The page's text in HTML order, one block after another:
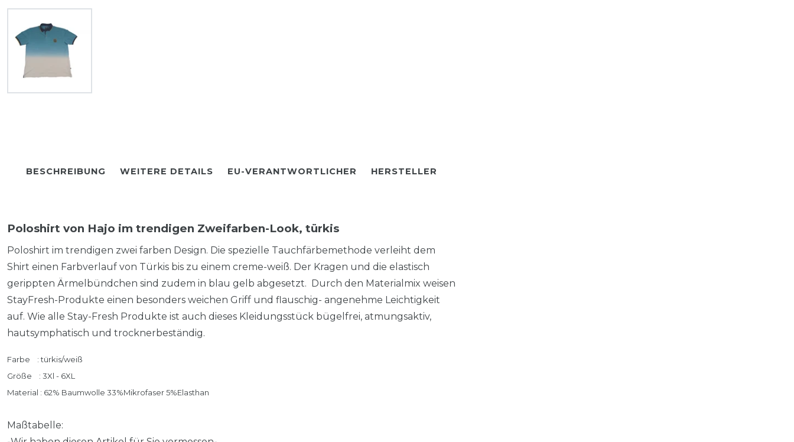
BESCHREIBUNG WEITERE DETAILS EU-VERANTWORTLICHER HERSTELLER
Poloshirt von Hajo im trendigen Zweifarben-Look, türkis
Poloshirt im trendigen zwei farben Design. Die spezielle Tauchfärbemethode verleiht dem
Shirt einen Farbverlauf von Türkis bis zu einem creme-weiß. Der Kragen und die elastisch
gerippten Ärmelbündchen sind zudem in blau gelb abgesetzt. Durch den Materialmix weisen
StayFresh-Produkte einen besonders weichen Griff und flauschig- angenehme Leichtigkeit
auf. Wie alle Stay-Fresh Produkte ist auch dieses Kleidungsstück bügelfrei, atmungsaktiv,
hautsymphatisch und trocknerbeständig.
Farbe : türkis/weiß
Größe : 3Xl - 6XL
Material : 62% Baumwolle 33%Mikrofaser 5%Elasthan
Maßtabelle: